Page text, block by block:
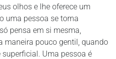
olhos e lhe oferece um
uma pessoa se torna
pensa em si mesma,
maneira pouco gentil, quando
Uma pessoa é